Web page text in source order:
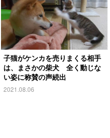
子猫がケンカを売りまくる相手
は、まさかの柴犬 全く動じな
い姿に称賛の声続出
2021.08.06